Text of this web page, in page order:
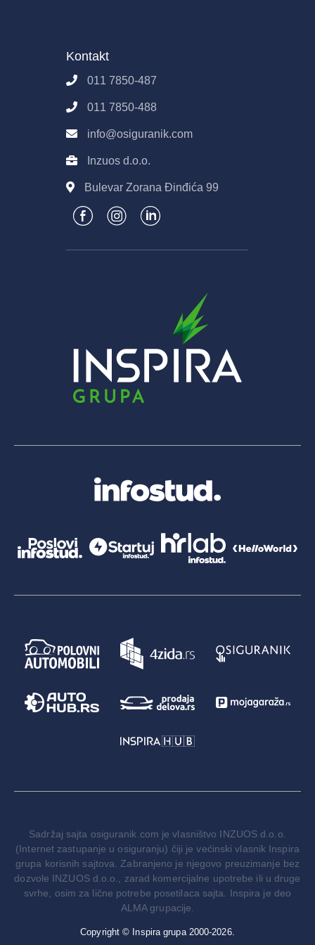
Pravila E-Prodaje
Obrada podataka
Kontakt
011 7850-487
011 7850-488
info@osiguranik.com
Inzuos d.o.o.
Bulevar Zorana Đinđića 99
Sadržaj sajta osiguranik.com je vlasništvo INZUOS d.o.o.
(Internet zastupanje u osiguranju) čiji je većinski vlasnik Inspira
grupa korisnih sajtova. Zabranjeno je njegovo preuzimanje bez
dozvole INZUOS d.o.o., zarad komercijalne upotrebe ili u druge
svrhe, osim za lične potrebe posetilaca sajta. Inspira je deo
ALMA grupacije.
Copyright © Inspira grupa 2000-2026.